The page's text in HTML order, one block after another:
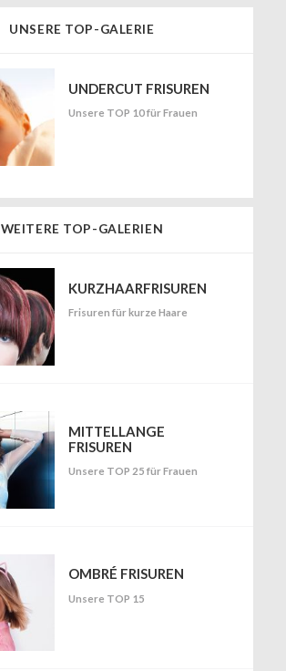
UNSERE TOP-GALERIE
UNDERCUT FRISUREN
Unsere TOP 10 für Frauen
WEITERE TOP-GALERIEN
KURZHAARFRISUREN
Frisuren für kurze Haare
MITTELLANGE
FRISUREN
Unsere TOP 25 für Frauen
OMBRÉ FRISUREN
Unsere TOP 15